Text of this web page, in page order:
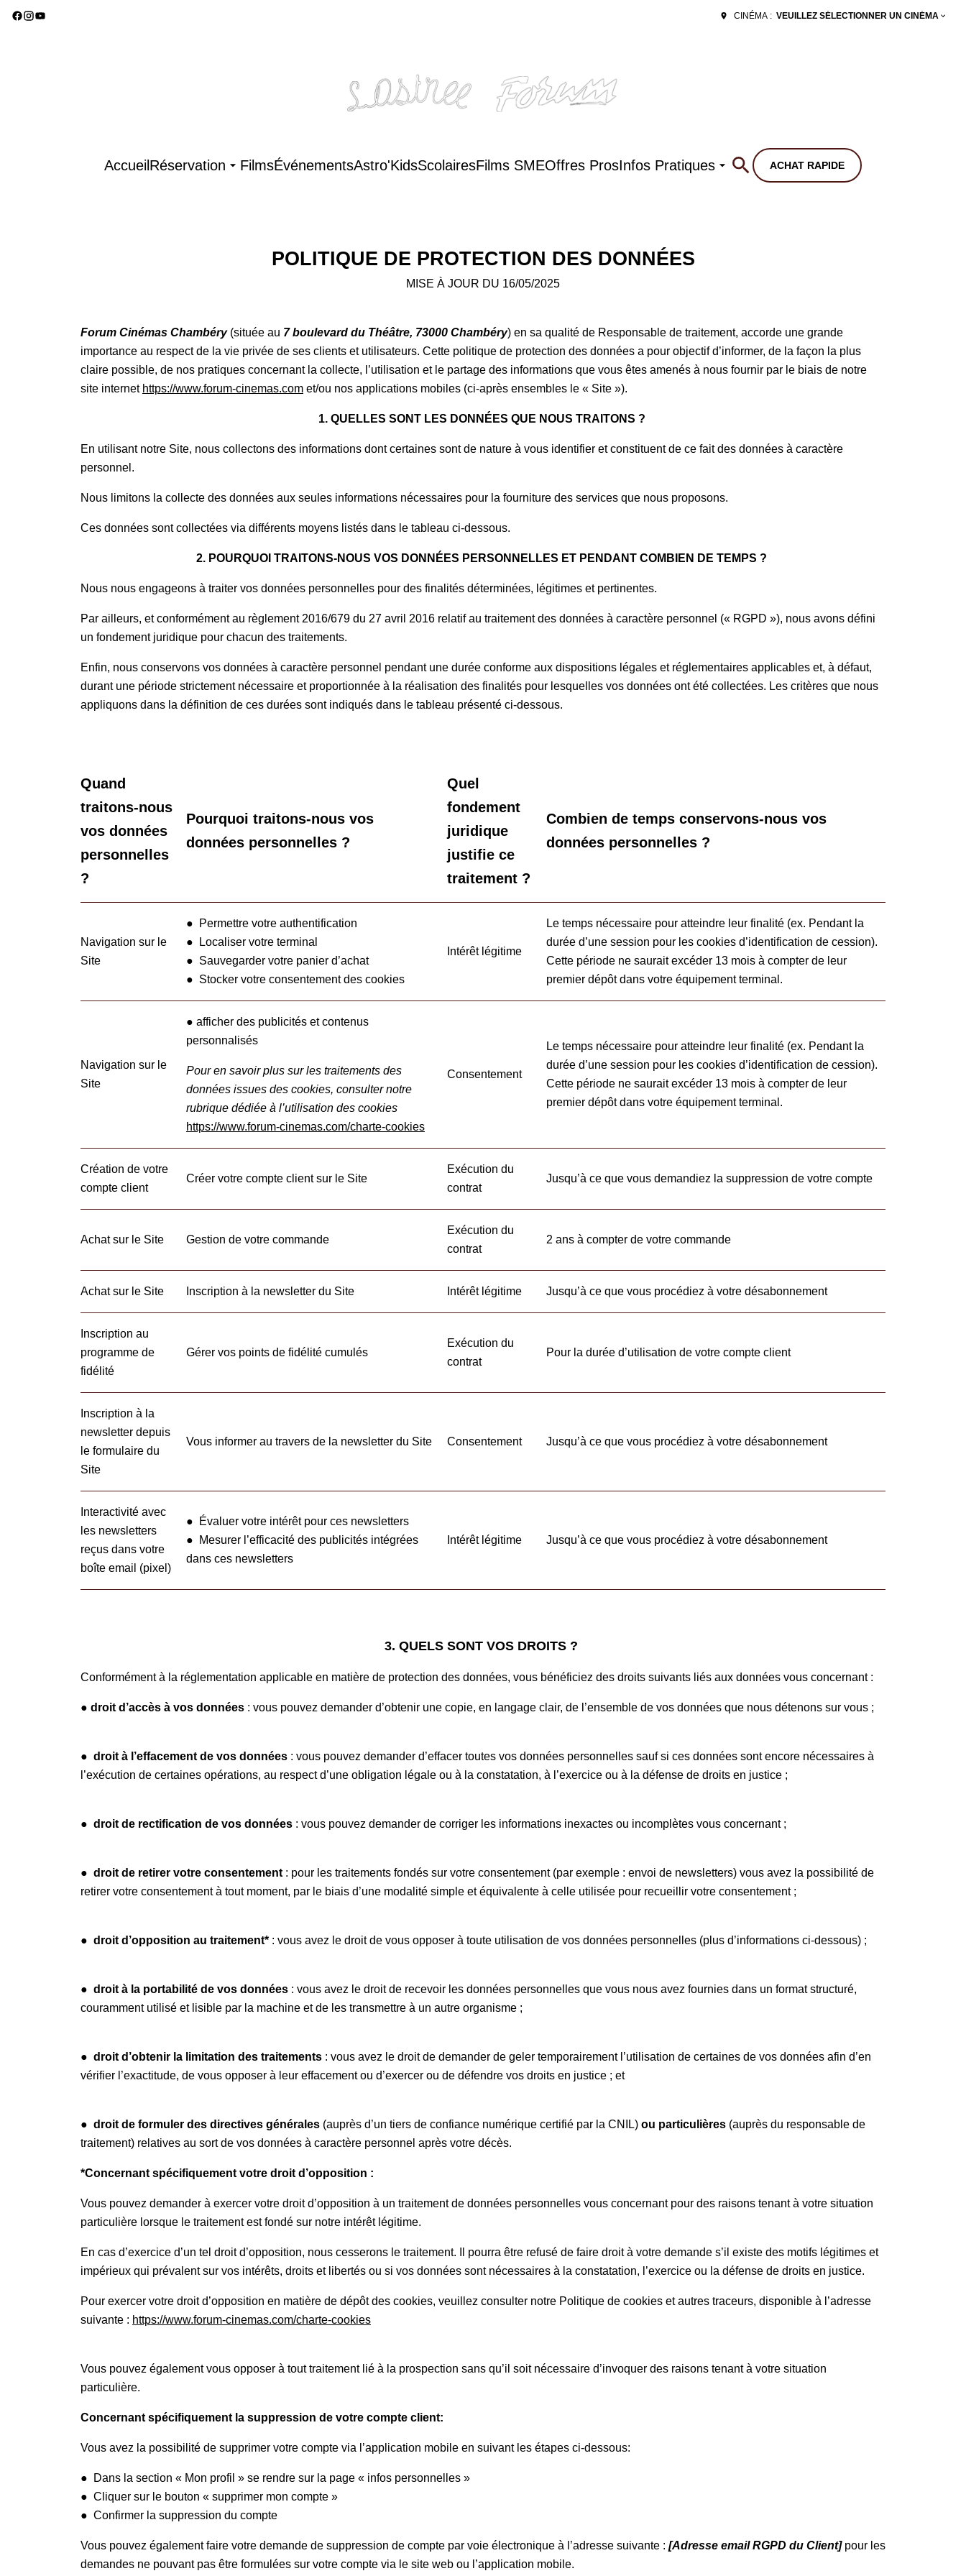
CINÉMA : VEUILLEZ SÉLECTIONNER UN CINÉMA
Accueil Réservation FilmsÉvénementsAstro'KidsScolairesFilms SMEOffres ProsInfos Pratiques ACHAT RAPIDE
POLITIQUE DE PROTECTION DES DONNÉES
MISE À JOUR DU 16/05/2025
Forum Cinémas Chambéry(située au 7 boulevard du Théâtre, 73000 Chambéry) en sa qualité de Responsable de traitement, accorde une grande
importance au respect de la vie privée de ses clients et utilisateurs. Cette politique de protection des données a pour objectif d’informer, de la façon la plus
claire possible, de nos pratiques concernant la collecte, l’utilisation et le partage des informations que vous êtes amenés à nous fournir par le biais de notre
site internet https://www.forum-cinemas.com et/ou nos applications mobiles (ci-après ensembles le « Site »).
1. QUELLES SONT LES DONNÉES QUE NOUS TRAITONS ?
En utilisant notre Site, nous collectons des informations dont certaines sont de nature à vous identifier et constituent de ce fait des données à caractère
personnel.
Nous limitons la collecte des données aux seules informations nécessaires pour la fourniture des services que nous proposons.
Ces données sont collectées via différents moyens listés dans le tableau ci-dessous.
2. POURQUOI TRAITONS-NOUS VOS DONNÉES PERSONNELLES ET PENDANT COMBIEN DE TEMPS ?
Nous nous engageons à traiter vos données personnelles pour des finalités déterminées, légitimes et pertinentes.
Par ailleurs, et conformément au règlement 2016/679 du 27 avril 2016 relatif au traitement des données à caractère personnel (« RGPD »), nous avons défini
un fondement juridique pour chacun des traitements.
Enfin, nous conservons vos données à caractère personnel pendant une durée conforme aux dispositions légales et réglementaires applicables et, à défaut,
durant une période strictement nécessaire et proportionnée à la réalisation des finalités pour lesquelles vos données ont été collectées. Les critères que nous
appliquons dans la définition de ces durées sont indiqués dans le tableau présenté ci-dessous.
Quand
traitons-nous
vos données
personnelles
?
Pourquoi traitons-nous vos
données personnelles ?
Quel
fondement
juridique
justifie ce
traitement ?
Combien de temps conservons-nous vos
données personnelles ?
Navigation sur le
Site
● Permettre votre authentification
● Localiser votre terminal
● Sauvegarder votre panier d’achat
● Stocker votre consentement des cookies
Intérêt légitime
Le temps nécessaire pour atteindre leur finalité (ex. Pendant la
durée d’une session pour les cookies d’identification de cession).
Cette période ne saurait excéder 13 mois à compter de leur
premier dépôt dans votre équipement terminal.
Navigation sur le
Site
● afficher des publicités et contenus
personnalisés
Pour en savoir plus sur les traitements des
données issues des cookies, consulter notre
rubrique dédiée à l’utilisation des cookies
https://www.forum-cinemas.com/charte-cookies
Consentement
Le temps nécessaire pour atteindre leur finalité (ex. Pendant la
durée d’une session pour les cookies d’identification de cession).
Cette période ne saurait excéder 13 mois à compter de leur
premier dépôt dans votre équipement terminal.
Création de votre
compte client
Créer votre compte client sur le Site
Exécution du
contrat
Jusqu’à ce que vous demandiez la suppression de votre compte
Achat sur le Site Gestion de votre commande
Exécution du
contrat
2 ans à compter de votre commande
Achat sur le Site Inscription à la newsletter du Site Intérêt légitime Jusqu’à ce que vous procédiez à votre désabonnement
Inscription au
programme de
fidélité
Gérer vos points de fidélité cumulés
Exécution du
contrat
Pour la durée d’utilisation de votre compte client
Inscription à la
newsletter depuis
le formulaire du
Site
Vous informer au travers de la newsletter du Site Consentement Jusqu’à ce que vous procédiez à votre désabonnement
Interactivité avec
les newsletters
reçus dans votre
boîte email (pixel)
● Évaluer votre intérêt pour ces newsletters
● Mesurer l’efficacité des publicités intégrées
dans ces newsletters
Intérêt légitime Jusqu’à ce que vous procédiez à votre désabonnement
3. QUELS SONT VOS DROITS ?
Conformément à la réglementation applicable en matière de protection des données, vous bénéficiez des droits suivants liés aux données vous concernant :
● droit d’accès à vos données : vous pouvez demander d’obtenir une copie, en langage clair, de l’ensemble de vos données que nous détenons sur vous ;
● droit à l’effacement de vos données : vous pouvez demander d’effacer toutes vos données personnelles sauf si ces données sont encore nécessaires à
l’exécution de certaines opérations, au respect d’une obligation légale ou à la constatation, à l’exercice ou à la défense de droits en justice ;
● droit de rectification de vos données : vous pouvez demander de corriger les informations inexactes ou incomplètes vous concernant ;
● droit de retirer votre consentement : pour les traitements fondés sur votre consentement (par exemple : envoi de newsletters) vous avez la possibilité de
retirer votre consentement à tout moment, par le biais d’une modalité simple et équivalente à celle utilisée pour recueillir votre consentement ;
● droit d’opposition au traitement* : vous avez le droit de vous opposer à toute utilisation de vos données personnelles (plus d’informations ci-dessous) ;
● droit à la portabilité de vos données : vous avez le droit de recevoir les données personnelles que vous nous avez fournies dans un format structuré,
couramment utilisé et lisible par la machine et de les transmettre à un autre organisme ;
● droit d’obtenir la limitation des traitements : vous avez le droit de demander de geler temporairement l’utilisation de certaines de vos données afin d’en
vérifier l’exactitude, de vous opposer à leur effacement ou d’exercer ou de défendre vos droits en justice ; et
● droit de formuler des directives générales (auprès d’un tiers de confiance numérique certifié par la CNIL) ou particulières (auprès du responsable de
traitement) relatives au sort de vos données à caractère personnel après votre décès.
*Concernant spécifiquement votre droit d’opposition :
Vous pouvez demander à exercer votre droit d’opposition à un traitement de données personnelles vous concernant pour des raisons tenant à votre situation
particulière lorsque le traitement est fondé sur notre intérêt légitime.
En cas d’exercice d’un tel droit d’opposition, nous cesserons le traitement. Il pourra être refusé de faire droit à votre demande s’il existe des motifs légitimes et
impérieux qui prévalent sur vos intérêts, droits et libertés ou si vos données sont nécessaires à la constatation, l’exercice ou la défense de droits en justice.
Pour exercer votre droit d’opposition en matière de dépôt des cookies, veuillez consulter notre Politique de cookies et autres traceurs, disponible à l’adresse
suivante : https://www.forum-cinemas.com/charte-cookies
Vous pouvez également vous opposer à tout traitement lié à la prospection sans qu’il soit nécessaire d’invoquer des raisons tenant à votre situation
particulière.
Concernant spécifiquement la suppression de votre compte client:
Vous avez la possibilité de supprimer votre compte via l’application mobile en suivant les étapes ci-dessous:
● Dans la section « Mon profil » se rendre sur la page « infos personnelles »
● Cliquer sur le bouton « supprimer mon compte »
● Confirmer la suppression du compte
Vous pouvez également faire votre demande de suppression de compte par voie électronique à l’adresse suivante : [Adresse email RGPD du Client] pour les
demandes ne pouvant pas être formulées sur votre compte via le site web ou l’application mobile.